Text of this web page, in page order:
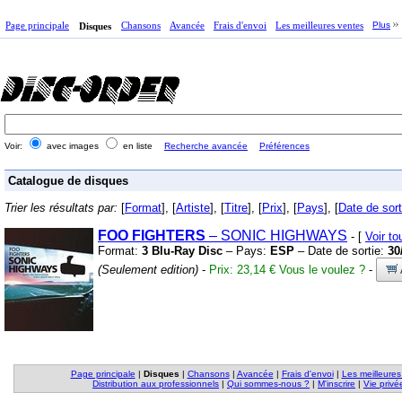
Page principale Disques Chansons Avancée Frais d'envoi Les meilleures ventes Plus
Voir: avec images en liste Recherche avancée Préférences
Catalogue de disques
Trier les résultats par: [Format], [Artiste], [Titre], [Prix], [Pays], [Date de
FOO FIGHTERS – SONIC HIGHWAYS - [ Voir
Format: 3 Blu-Ray Disc – Pays: ESP – Date de sortie:
(Seulement edition) - Prix: 23,14 € Vous le voulez ? -
Page principale | Disques | Chansons| Avancée | Frais d'envoi| Les
Distribution aux professionnels | Qui sommes-nous ? | M'inscrire | Vie